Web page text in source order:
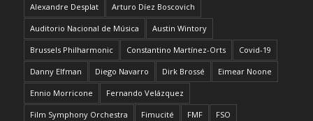
Alexandre Desplat Arturo Díez Boscovich
Auditorio Nacional de Música Austin Wintory
Brussels Philharmonic Constantino Martínez-Orts Covid-19
Danny Elfman Diego Navarro Dirk Brossé Eimear Noone
Ennio Morricone Fernando Velázquez
Film Symphony Orchestra Fimucité FMF FSO